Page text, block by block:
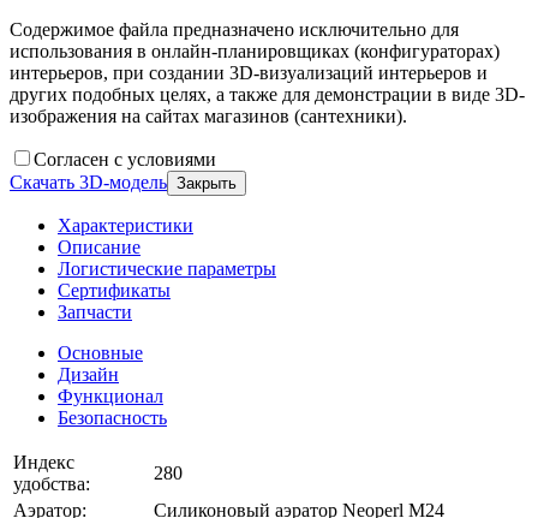
Содержимое файла предназначено исключительно для
использования в онлайн-планировщиках (конфигураторах)
интерьеров, при создании 3D-визуализаций интерьеров и
других подобных целях, а также для демонстрации в виде 3D-
изображения на сайтах магазинов (сантехники).
Согласен с условиями
Скачать 3D-модель Закрыть
Характеристики
Описание
Логистические параметры
Сертификаты
Запчасти
Основные
Дизайн
Функционал
Безопасность
Индекс
удобства:
280
Аэратор:
Силиконовый аэратор Neoperl M24